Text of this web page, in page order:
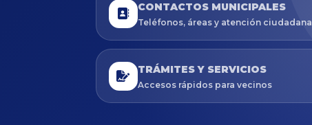
CONTACTOS MUNICIPALES
Teléfonos, áreas y atención ciudadana
TRÁMITES Y SERVICIOS
Accesos rápidos para vecinos